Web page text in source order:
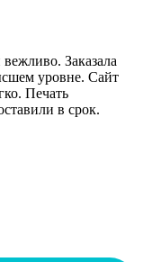
Заказала
уровне. Сайт
Печать
в срок.